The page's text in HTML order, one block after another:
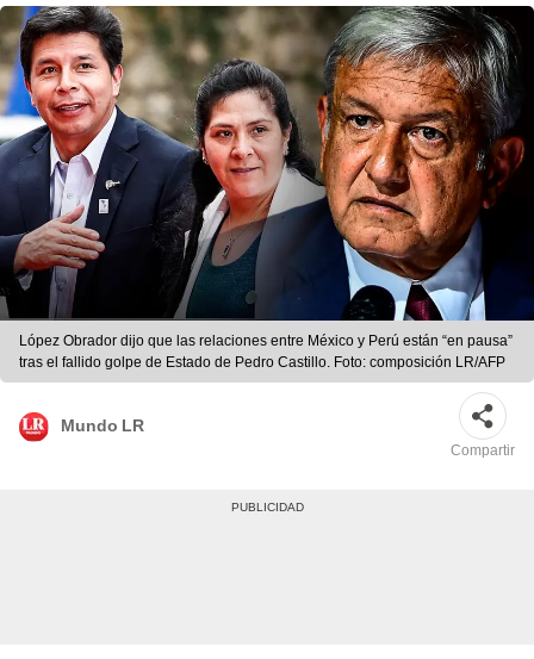
López Obrador dijo que las relaciones entre México y Perú están “en pausa”
tras el fallido golpe de Estado de Pedro Castillo. Foto: composición LR/AFP
Mundo LR
Compartir